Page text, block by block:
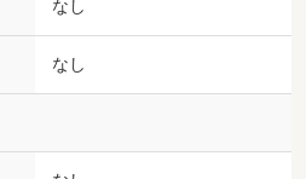
なし
なし